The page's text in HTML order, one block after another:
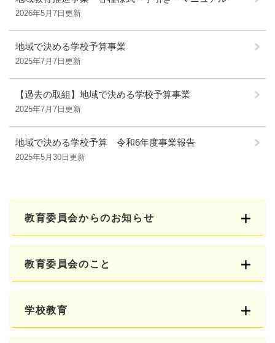
2026年5月7日更新
地域で決める学校予算事業
2025年7月7日更新
【過去の取組】地域で決める学校予算事業
2025年7月7日更新
地域で決める学校予算 令和6年度事業報告
2025年5月30日更新
教育委員会からのお知らせ
教育委員会のこと
学校教育